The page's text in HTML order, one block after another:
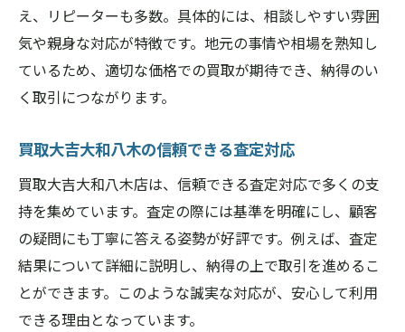
高額査定を引き出す買取大吉活用テクニッ
ク
店舗ごとの査定サービスの違いを比較
口コミで評判の買取大吉大和八木の魅力
橿原市のリピーターが語る満足ポイント
ブランド売却を成功させる奈良県橿原市の流れ
奈良県橿原市買取大吉での売却フローを解
説
初めてでも安心のブランド買取手順とは
橿原ブランド査定の予約から入金まで
え、リピーターも多数。具体的には、相談しやすい雰囲
気や親身な対応が特徴です。地元の事情や相場を熟知し
ているため、適切な価格での買取が期待でき、納得のい
く取引につながります。
買取大吉大和八木の信頼できる査定対応
買取大吉大和八木店は、信頼できる査定対応で多くの支
持を集めています。査定の際には基準を明確にし、顧客
の疑問にも丁寧に答える姿勢が好評です。例えば、査定
結果について詳細に説明し、納得の上で取引を進めるこ
とができます。このような誠実な対応が、安心して利用
できる理由となっています。